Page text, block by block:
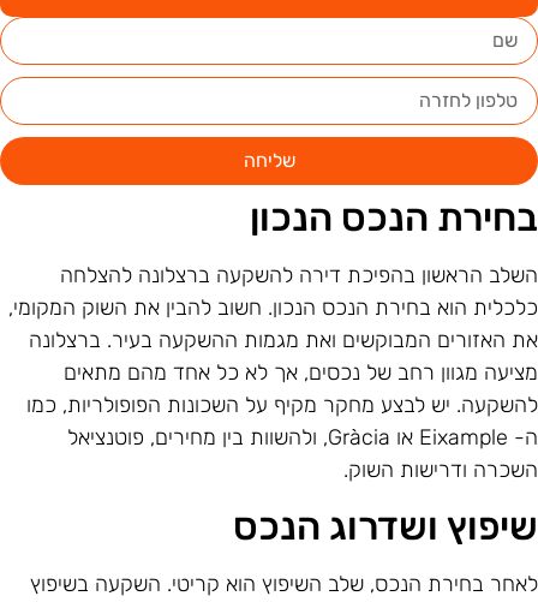
שליחה
הנכס הנכון
הראשון בהפיכת דירה להשקעה ברצלונה להצלחה
הוא בחירת הנכס הנכון. חשוב להבין את השוק המקומי,
האזורים המבוקשים ואת מגמות ההשקעה בעיר. ברצלונה
מגוון רחב של נכסים, אך לא כל אחד מהם מתאים
יש לבצע מחקר מקיף על השכונות הפופולריות, כמו
ה- Eixample או Gràcia, ולהשוות בין מחירים, פוטנציאל
ודרישות השוק.
ושדרוג הנכס
בחירת הנכס, שלב השיפוץ הוא קריטי. השקעה בשיפוץ